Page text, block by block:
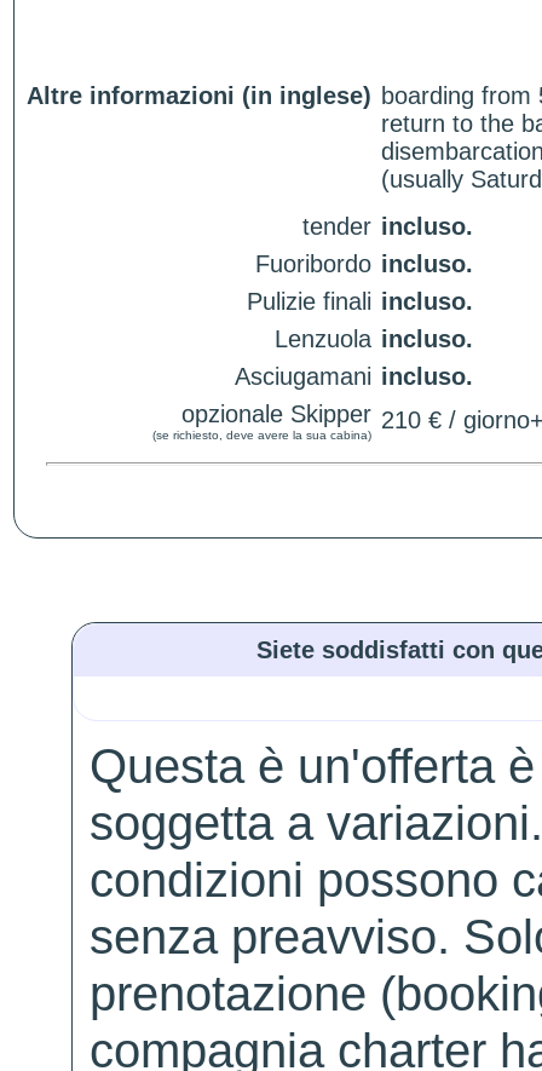
Altre informazioni (in inglese) boarding from
return to the
(usually
tender incluso.
Fuoribordo incluso.
Pulizie finali incluso.
Lenzuola incluso.
Asciugamani incluso.
opzionale Skipper
(se richiesto, deve avere la sua cabina)
210 € /
Siete soddisfatti con
Questa è un'offerta
soggetta a
condizioni possono
senza preavviso.
prenotazione
compagnia charter